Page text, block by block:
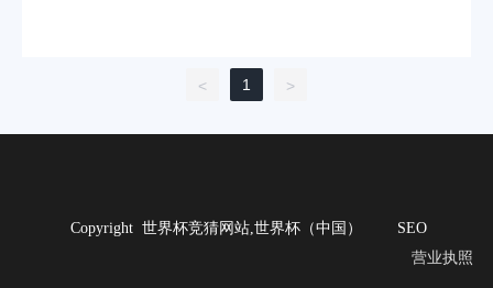
< 1 >
Copyright 世界杯竞猜网站,世界杯（中国）
SEO
营业执照